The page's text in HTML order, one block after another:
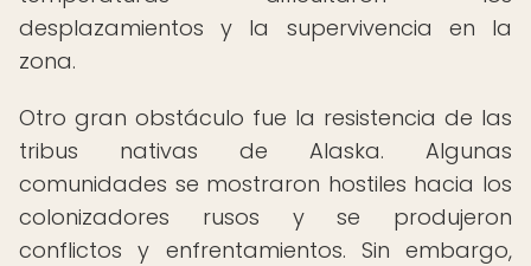
desplazamientos y la supervivencia en la
zona.
Otro gran obstáculo fue la resistencia de las
tribus nativas de Alaska. Algunas
comunidades se mostraron hostiles hacia los
colonizadores rusos y se produjeron
conflictos y enfrentamientos. Sin embargo,